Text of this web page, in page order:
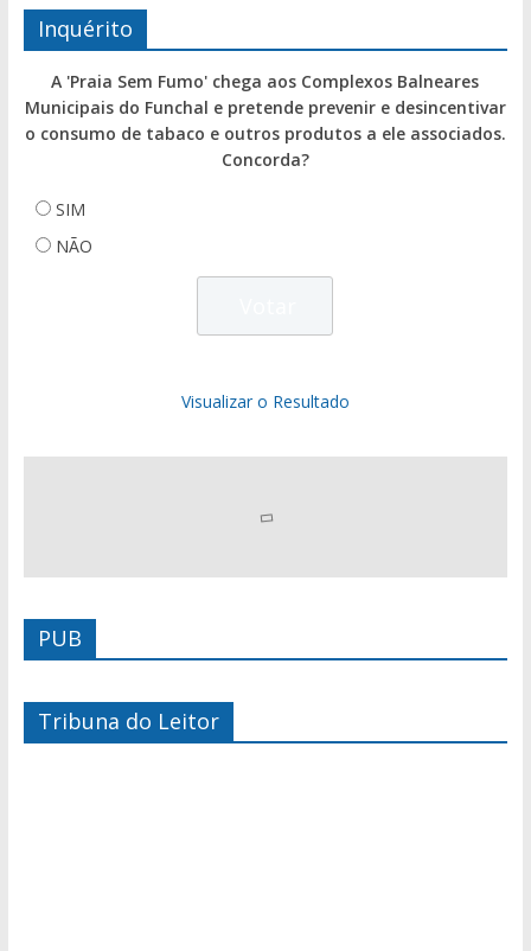
Inquérito
A 'Praia Sem Fumo' chega aos Complexos Balneares
Municipais do Funchal e pretende prevenir e desincentivar
o consumo de tabaco e outros produtos a ele associados.
Concorda?
SIM
NÃO
Visualizar o Resultado
PUB
Tribuna do Leitor